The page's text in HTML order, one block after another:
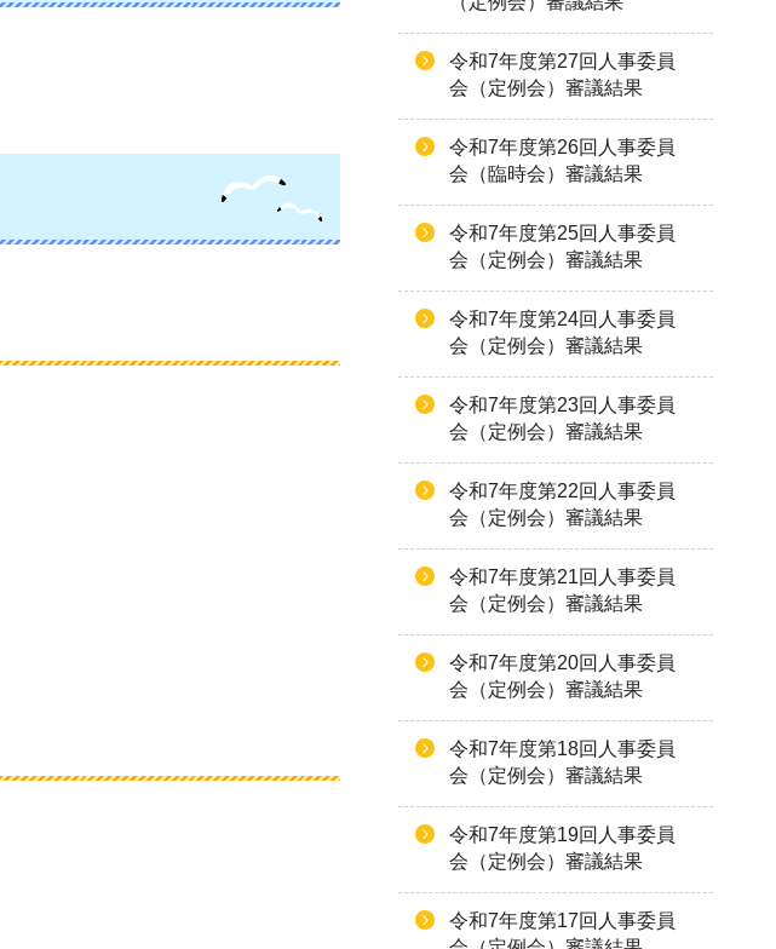
令和7年度第27回人事委員
会（定例会）審議結果
令和7年度第26回人事委員
会（臨時会）審議結果
令和7年度第25回人事委員
会（定例会）審議結果
令和7年度第24回人事委員
会（定例会）審議結果
令和7年度第23回人事委員
会（定例会）審議結果
令和7年度第22回人事委員
会（定例会）審議結果
令和7年度第21回人事委員
会（定例会）審議結果
令和7年度第20回人事委員
会（定例会）審議結果
令和7年度第18回人事委員
会（定例会）審議結果
令和7年度第19回人事委員
会（定例会）審議結果
令和7年度第17回人事委員